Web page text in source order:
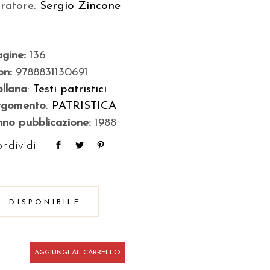
Sergio Zincone
136
9788831130691
: Testi patristici
: PATRISTICA
pubblicazione:1988
DISPONIBILE
AGGIUNGI AL CARRELLO